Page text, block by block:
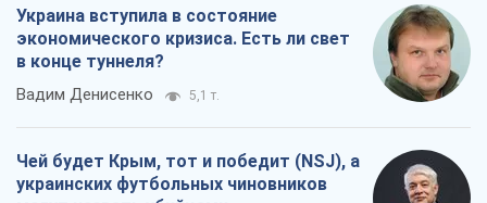
Украина вступила в состояние
экономического кризиса. Есть ли свет
в конце туннеля?
Вадим Денисенко 5,1 т.
Чей будет Крым, тот и победит (NSJ), а
украинских футбольных чиновников